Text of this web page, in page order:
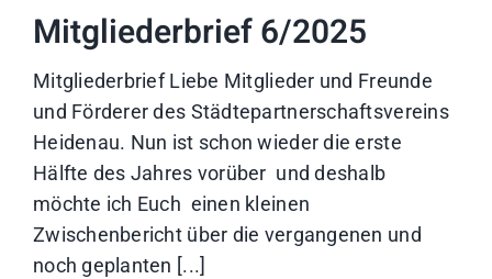
Mitgliederbrief 6/2025
Mitgliederbrief Liebe Mitglieder und Freunde
und Förderer des Städtepartnerschaftsvereins
Heidenau. Nun ist schon wieder die erste
Hälfte des Jahres vorüber und deshalb
möchte ich Euch einen kleinen
Zwischenbericht über die vergangenen und
noch geplanten [...]